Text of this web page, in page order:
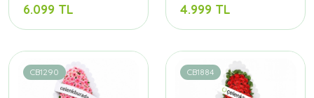
6.099 TL 4.999 TL
CB1290 CB1884